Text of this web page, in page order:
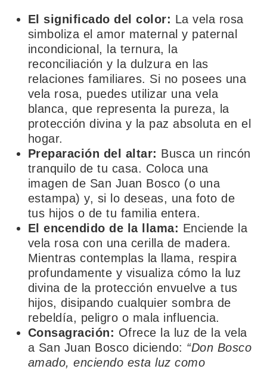
El significado del color: La vela rosa
simboliza el amor maternal y paternal
incondicional, la ternura, la
reconciliación y la dulzura en las
relaciones familiares. Si no posees una
vela rosa, puedes utilizar una vela
blanca, que representa la pureza, la
protección divina y la paz absoluta en el
hogar.
Preparación del altar: Busca un rincón
tranquilo de tu casa. Coloca una
imagen de San Juan Bosco (o una
estampa) y, si lo deseas, una foto de
tus hijos o de tu familia entera.
El encendido de la llama: Enciende la
vela rosa con una cerilla de madera.
Mientras contemplas la llama, respira
profundamente y visualiza cómo la luz
divina de la protección envuelve a tus
hijos, disipando cualquier sombra de
rebeldía, peligro o mala influencia.
Consagración: Ofrece la luz de la vela
a San Juan Bosco diciendo: “Don Bosco
amado, enciendo esta luz como